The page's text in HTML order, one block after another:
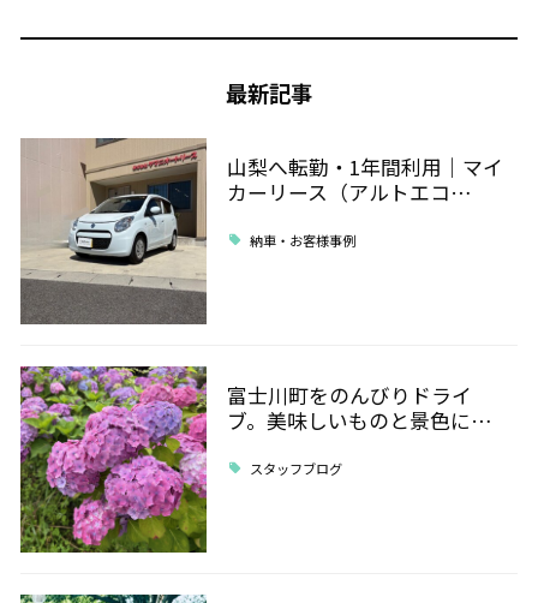
最新記事
山梨へ転勤・1年間利用｜マイ
カーリース（アルトエコ…
納車・お客様事例
富士川町をのんびりドライ
ブ。美味しいものと景色に…
スタッフブログ